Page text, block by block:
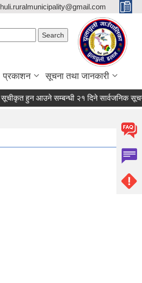
प्रकाशन सूचना तथा जानकारी
हुन आउने सम्बन्धी २१ दिने सार्वजनिक सूचना